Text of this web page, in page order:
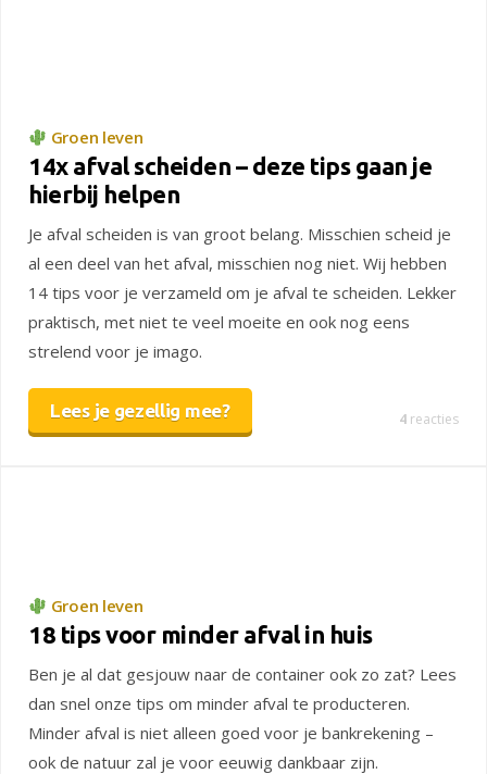
Groen leven
14x afval scheiden – deze tips gaan je
hierbij helpen
Je afval scheiden is van groot belang. Misschien scheid je
al een deel van het afval, misschien nog niet. Wij hebben
14 tips voor je verzameld om je afval te scheiden. Lekker
praktisch, met niet te veel moeite en ook nog eens
strelend voor je imago.
Lees je gezellig mee? 4 reacties
Groen leven
18 tips voor minder afval in huis
Ben je al dat gesjouw naar de container ook zo zat? Lees
dan snel onze tips om minder afval te producteren.
Minder afval is niet alleen goed voor je bankrekening –
ook de natuur zal je voor eeuwig dankbaar zijn.